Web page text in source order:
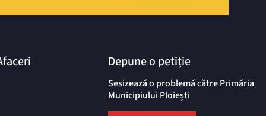
Depune o petiție
Sesizează o problemă către Primăria
Municipiului Ploiești